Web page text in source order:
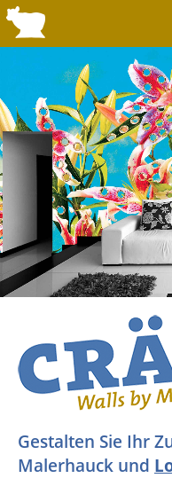
Gestalten Sie Ihr
Malerhauck und